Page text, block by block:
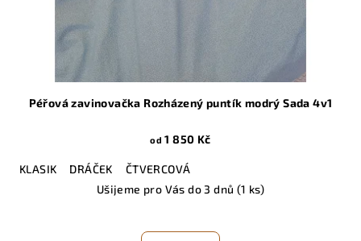
Péřová zavinovačka Rozházený puntík modrý Sada 4v1
od 1 850 Kč
KLASIK DRÁČEK
ČTVERCOVÁ
Ušijeme pro Vás do 3 dnů (1 ks)